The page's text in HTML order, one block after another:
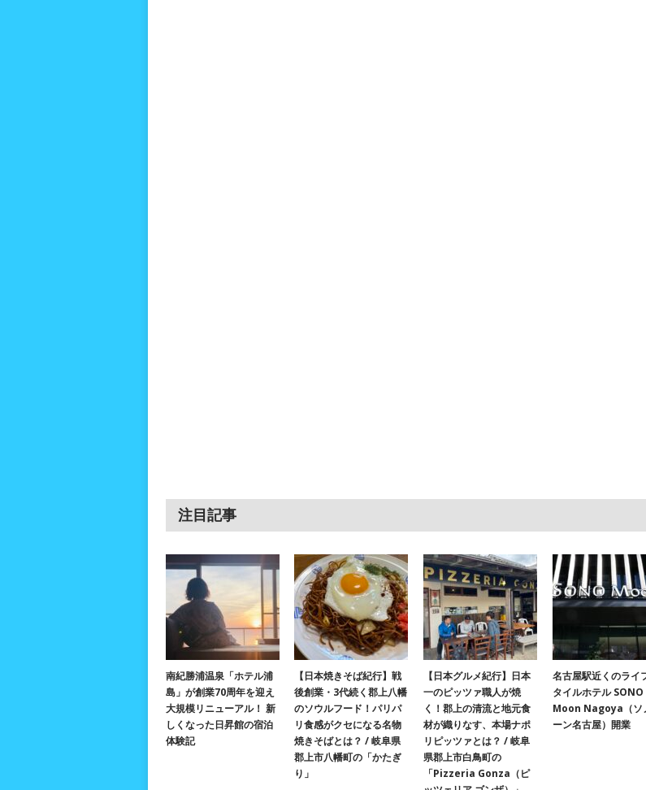
注目記事
南紀勝浦温泉「ホテル浦
島」が創業70周年を迎え
大規模リニューアル！ 新
しくなった日昇館の宿泊
体験記
【日本焼きそば紀行】戦
後創業・3代続く郡上八幡
のソウルフード！パリパ
リ食感がクセになる名物
焼きそばとは？ / 岐阜県
郡上市八幡町の「かたぎ
り」
【日本グルメ紀行】日本
一のピッツァ職人が焼
く！郡上の清流と地元食
材が織りなす、本場ナポ
リピッツァとは？ / 岐阜
県郡上市白鳥町の
「Pizzeria Gonza（ピ
名古屋駅近くのライ
タイルホテル SONO
Moon Nagoya（ソ
ーン名古屋）開業